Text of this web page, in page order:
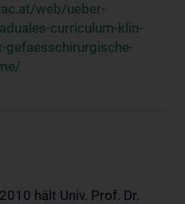
web/ueber-
curriculum-klin-
gefaesschirurgische-
hält Univ. Prof. Dr.